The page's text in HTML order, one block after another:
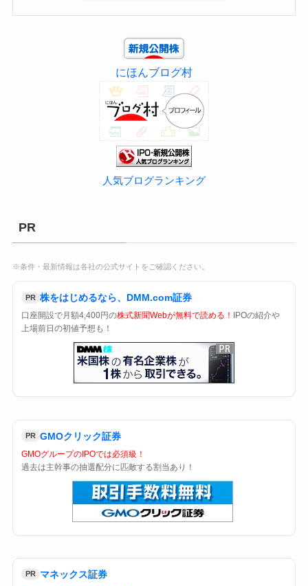
にほんブログ村
人気ブログランキング
PR
※条件・最新情報は各社の公式サイトをご確認ください。
PR 株をはじめるなら、DMM.com証券
口座開設で月額4,400円の株式新聞Webが無料で読める！
IPOの紹介や
上場前日の初値予想も！
PR GMOクリック証券
GMOグループのIPOでは必須級！
過去は主幹事の抽選配分に匹敵する割当あり！
PR マネックス証券